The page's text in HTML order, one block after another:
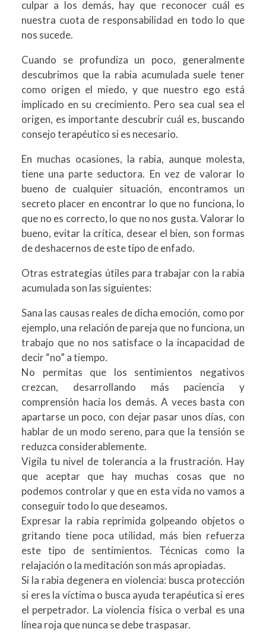
culpar a los demás, hay que reconocer cuál es
nuestra cuota de responsabilidad en todo lo que
nos sucede.
Cuando se profundiza un poco, generalmente
descubrimos que la rabia acumulada suele tener
como origen el miedo, y que nuestro ego está
implicado en su crecimiento. Pero sea cual sea el
origen, es importante descubrir cuál es, buscando
consejo terapéutico si es necesario.
En muchas ocasiones, la rabia, aunque molesta,
tiene una parte seductora. En vez de valorar lo
bueno de cualquier situación, encontramos un
secreto placer en encontrar lo que no funciona, lo
que no es correcto, lo que no nos gusta. Valorar lo
bueno, evitar la crítica, desear el bien, son formas
de deshacernos de este tipo de enfado.
Otras estrategias útiles para trabajar con la rabia
acumulada son las siguientes:
Sana las causas reales de dicha emoción, como por
ejemplo, una relación de pareja que no funciona, un
trabajo que no nos satisface o la incapacidad de
decir “no” a tiempo.
No permitas que los sentimientos negativos
crezcan, desarrollando más paciencia y
comprensión hacia los demás. A veces basta con
apartarse un poco, con dejar pasar unos días, con
hablar de un modo sereno, para que la tensión se
reduzca considerablemente.
Vigila tu nivel de tolerancia a la frustración. Hay
que aceptar que hay muchas cosas que no
podemos controlar y que en esta vida no vamos a
conseguir todo lo que deseamos.
Expresar la rabia reprimida golpeando objetos o
gritando tiene poca utilidad, más bien refuerza
este tipo de sentimientos. Técnicas como la
relajación o la meditación son más apropiadas.
Si la rabia degenera en violencia: busca protección
si eres la víctima o busca ayuda terapéutica si eres
el perpetrador. La violencia física o verbal es una
línea roja que nunca se debe traspasar.